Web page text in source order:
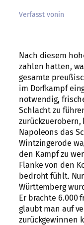
Verfasst vonin
Nach diesem
zahlen hatten,
gesamte
im Dorfkampf
notwendig,
Schlacht zu
Napoleons das
Wintzingerode
den Kampf zu
Flanke von den
bedroht fühlt.
Württemberg
Er brachte 6.000
glaubt man auf
zurückgewinnen